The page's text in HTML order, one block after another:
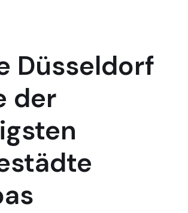
Düsseldorf
der